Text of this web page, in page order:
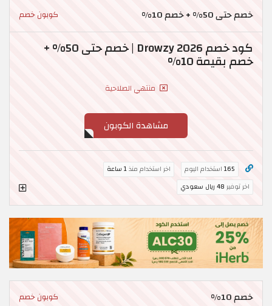
خصم حتى 50% + خصم 10% كوبون خصم
كود خصم Drowzy 2026 | خصم حتى 50% +
خصم بقيمة 10%
منتهي الصلاحية
مشاهدة الكوبون
165 استخدام اليوم اخر استخدام منذ1 ساعة
اخر توفير 48 ريال سعودي
خصم 10% كوبون خصم